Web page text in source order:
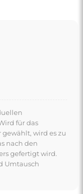
für das
wird es zu
nach den
gefertigt wird.
Umtausch